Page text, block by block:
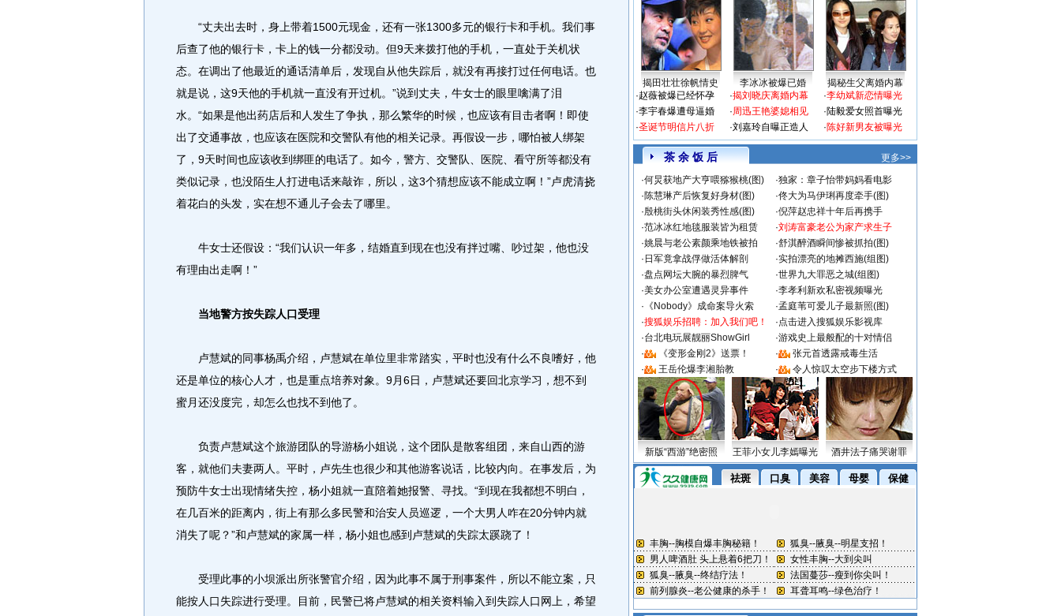
“丈夫出去时，身上带着1500元现金，还有一张1300多元的银行卡和手机。我们事
后查了他的银行卡，卡上的钱一分都没动。但9天来拨打他的手机，一直处于关机状
态。在调出了他最近的通话清单后，发现自从他失踪后，就没有再接打过任何电话。也
就是说，这9天他的手机就一直没有开过机。”说到丈夫，牛女士的眼里噙满了泪
水。“如果是他出药店后和人发生了争执，那么繁华的时候，也应该有目击者啊！即使
出了交通事故，也应该在医院和交警队有他的相关记录。再假设一步，哪怕被人绑架
了，9天时间也应该收到绑匪的电话了。如今，警方、交警队、医院、看守所等都没有
类似记录，也没陌生人打进电话来敲诈，所以，这3个猜想应该不能成立啊！”卢虎清挠
着花白的头发，实在想不通儿子会去了哪里。
牛女士还假设：“我们认识一年多，结婚直到现在也没有拌过嘴、吵过架，他也没
有理由出走啊！”
当地警方按失踪人口受理
卢慧斌的同事杨禹介绍，卢慧斌在单位里非常踏实，平时也没有什么不良嗜好，他
还是单位的核心人才，也是重点培养对象。9月6日，卢慧斌还要回北京学习，想不到
蜜月还没度完，却怎么也找不到他了。
负责卢慧斌这个旅游团队的导游杨小姐说，这个团队是散客组团，来自山西的游
客，就他们夫妻两人。平时，卢先生也很少和其他游客说话，比较内向。在事发后，为
预防牛女士出现情绪失控，杨小姐就一直陪着她报警、寻找。“到现在我都想不明白，
在几百米的距离内，街上有那么多民警和治安人员巡逻，一个大男人咋在20分钟内就
消失了呢？”和卢慧斌的家属一样，杨小姐也感到卢慧斌的失踪太蹊跷了！
受理此事的小坝派出所张警官介绍，因为此事不属于刑事案件，所以不能立案，只
能按人口失踪进行受理。目前，民警已将卢慧斌的相关资料输入到失踪人口网上，希望
揭田壮壮徐帆情史 李冰冰被爆已婚
揭秘生父离婚内幕
·赵薇被爆已经怀孕
·李宇春爆遭母逼婚
·圣诞节明信片八折
·揭刘晓庆离婚内幕
·周迅王艳婆媳相见
·刘嘉玲自曝正造人
·李幼斌新恋情曝光
·陆毅爱女照首曝光
·陈好新男友被曝光
茶 余 饭 后
更多>>
·何炅获地产大亨喂猕猴桃(图) ·独家：章子怡带妈妈看电影
·陈慧琳产后恢复好身材(图) ·佟大为马伊琍再度牵手(图)
·殷桃街头休闲装秀性感(图) ·倪萍赵忠祥十年后再携手
·范冰冰红地毯服装皆为租赁 ·刘涛富豪老公为家产求生子
·姚晨与老公素颜乘地铁被拍 ·舒淇醉酒瞬间惨被抓拍(图)
· 日军竟拿战俘做活体解剖 ·实拍漂亮的地摊西施(组图)
·盘点网坛大腕的暴烈脾气 ·世界九大罪恶之城(组图)
·美女办公室遭遇灵异事件 ·李孝利新欢私密视频曝光
· 《Nobody》成命案导火索 ·孟庭苇可爱儿子最新照(图)
·搜狐娱乐招聘：加入我们吧！ ·点击进入搜狐娱乐影视库
·台北电玩展靓丽ShowGirl ·游戏史上最般配的十对情侣
·
《变形金刚2》送票！ ·
张元首透露戒毒生活
·
王岳伦爆李湘胎教 · 令人惊叹太空步下楼方式
新版“西游”绝密照 王菲小女儿李嫣曝光 酒井法子痛哭谢罪